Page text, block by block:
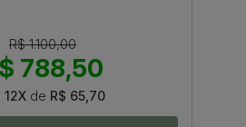
R$ 1.100,00
788,50
12Xde R$ 65,70